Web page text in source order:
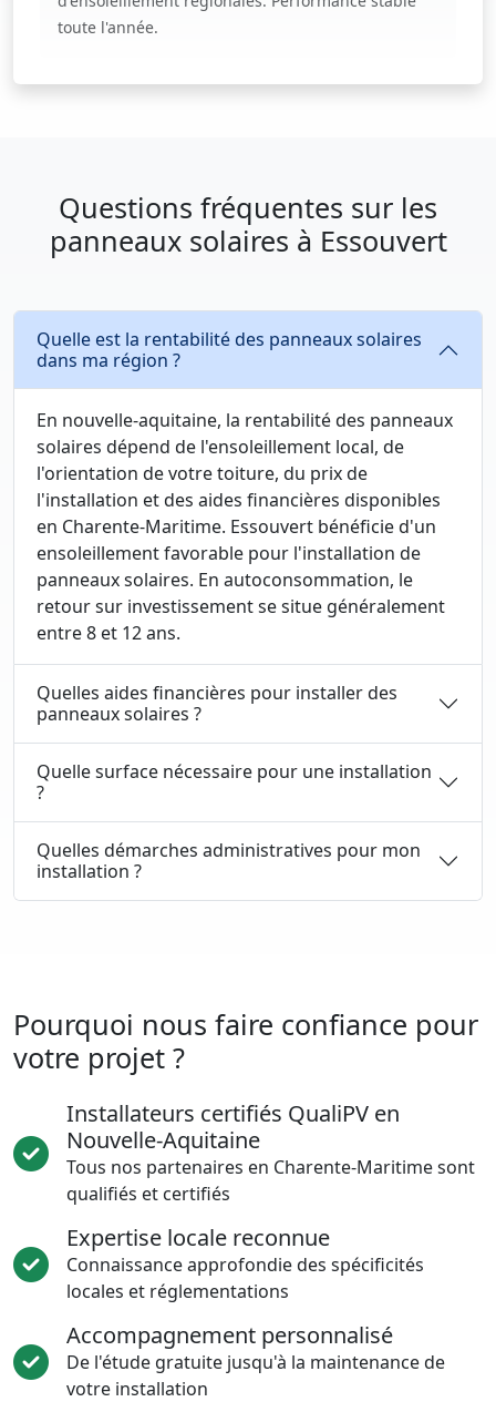
toute l'année.
Questions fréquentes sur les
panneaux solaires à Essouvert
Quelle est la rentabilité des panneaux solaires
dans ma région ?
En nouvelle-aquitaine, la rentabilité des panneaux
solaires dépend de l'ensoleillement local, de
l'orientation de votre toiture, du prix de
l'installation et des aides financières disponibles
en Charente-Maritime. Essouvert bénéficie d'un
ensoleillement favorable pour l'installation de
panneaux solaires. En autoconsommation, le
retour sur investissement se situe généralement
entre 8 et 12 ans.
Quelles aides financières pour installer des
panneaux solaires ?
Quelle surface nécessaire pour une installation
?
Quelles démarches administratives pour mon
installation ?
Pourquoi nous faire confiance pour
votre projet ?
Installateurs certifiés QualiPV en
Nouvelle-Aquitaine
Tous nos partenaires en Charente-Maritime sont
qualifiés et certifiés
Expertise locale reconnue
Connaissance approfondie des spécificités
locales et réglementations
Accompagnement personnalisé
De l'étude gratuite jusqu'à la maintenance de
votre installation